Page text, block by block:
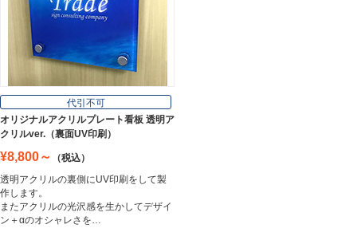
代引不可
オリジナルアクリルプレート看板 透明ア
クリルver.（裏面UV印刷）
¥8,800～
（税込）
透明アクリルの裏側にUV印刷をして製
作します。
またアクリルの光沢感を生かしてデザイ
ン＋αのオシャレさを…